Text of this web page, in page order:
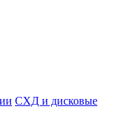
СХД и дисковые